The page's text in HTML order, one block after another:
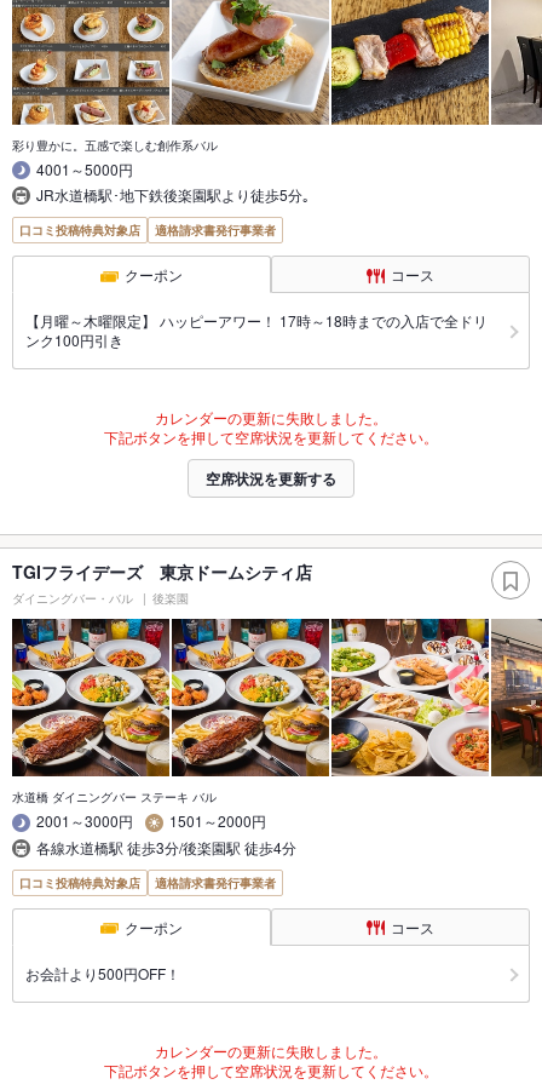
彩り豊かに。五感で楽しむ創作系バル
4001～5000円
JR水道橋駅･地下鉄後楽園駅より徒歩5分｡
口コミ投稿特典対象店 適格請求書発行事業者
クーポン コース
【月曜～木曜限定】 ハッピーアワー！ 17時～18時までの入店で全ドリ
ンク100円引き
カレンダーの更新に失敗しました。
下記ボタンを押して空席状況を更新してください。
空席状況を更新する
TGIフライデーズ 東京ドームシティ店
ダイニングバー・バル 後楽園
水道橋 ダイニングバー ステーキ バル
2001～3000円
1501～2000円
各線水道橋駅 徒歩3分/後楽園駅 徒歩4分
口コミ投稿特典対象店 適格請求書発行事業者
クーポン コース
お会計より500円OFF！
カレンダーの更新に失敗しました。
下記ボタンを押して空席状況を更新してください。